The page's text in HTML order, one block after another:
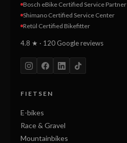
Bosch eBike Certified Service Partner
Shimano Certified Service Center
Retül Certified Bikefitter
4.8 ★ · 120 Google reviews
FIETSEN
E-bikes
Race & Gravel
Mountainbikes